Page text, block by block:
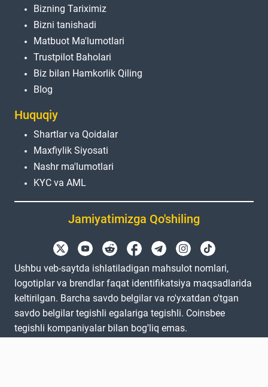
Bizning Tariximiz
Bizni tanishadi
Matbuot Ma'lumotlari
Trustpilot Baholari
Biz bilan Hamkorlik Qiling
Blog
Huquqiy
Shartlar va Qoidalar
Maxfiylik Siyosati
Nashr ma'lumotlari
KYC va AML
Jamiyatimizga Qo'shiling
Ushbu veb-saytda ishlatiladigan mahsulot nomlari,
logotiplar va brendlar faqat identifikatsiya maqsadlarida
keltirilgan. Barcha savdo belgilar va ro'yxatdan o'tgan
savdo belgilar tegishli egalariga tegishli. Coinsbee
tegishli kompaniyalar bilan bog'liq emas.